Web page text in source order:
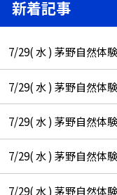
新着記事
7/29( 水 ) 茅野自然体験
7/29( 水 ) 茅野自然体験
7/29( 水 ) 茅野自然体験
7/29( 水 ) 茅野自然体験
7/29( 水 ) 茅野自然体験